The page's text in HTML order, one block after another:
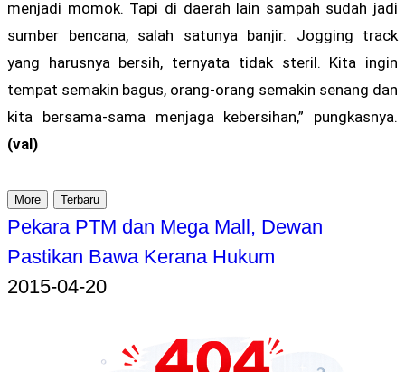
menjadi momok. Tapi di daerah lain sampah sudah jadi
sumber bencana, salah satunya banjir. Jogging track
yang harusnya bersih, ternyata tidak steril. Kita ingin
tempat semakin bagus, orang-orang semakin senang dan
kita bersama-sama menjaga kebersihan,” pungkasnya.
(val)
More Terbaru
Pekara PTM dan Mega Mall, Dewan
Pastikan Bawa Kerana Hukum
2015-04-20